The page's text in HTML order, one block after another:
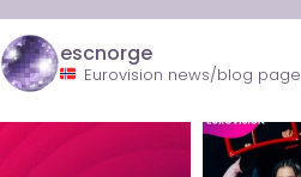
escnorge
Eurovision news/blog page